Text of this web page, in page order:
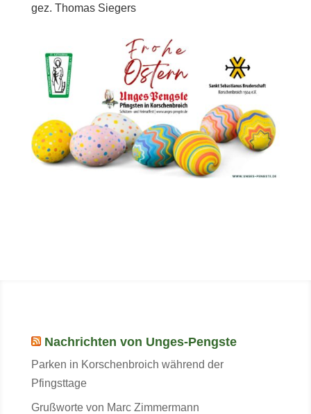
gez. Thomas Siegers
Nachrichten von Unges-Pengste
Parken in Korschenbroich während der
Pfingsttage
Grußworte von Marc Zimmermann